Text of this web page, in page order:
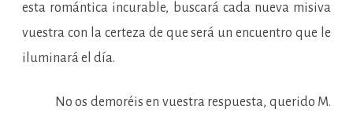
esta romántica incurable, buscará cada nueva misiva
vuestra con la certeza de que será un encuentro que le
iluminará el día.
No os demoréis en vuestra respuesta, querido M.